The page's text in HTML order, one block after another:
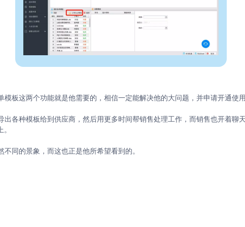
板这两个功能就是他需要的，相信一定能解决他的大问题，并申请开通使用
各种模板给到供应商，然后用更多时间帮销售处理工作，而销售也开着聊
同的景象，而这也正是他所希望看到的。